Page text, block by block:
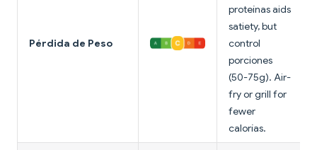
Pérdida de Peso
proteínas aids
satiety, but
control
porciones
(50-75g). Air-
fry or grill for
fewer
calorías.